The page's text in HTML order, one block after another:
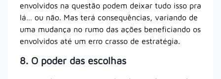
envolvidos na questão podem deixar tudo isso pra
lá… ou não. Mas terá consequências, variando de
uma mudança no rumo das ações beneficiando os
envolvidos até um erro crasso de estratégia.
8. O poder das escolhas